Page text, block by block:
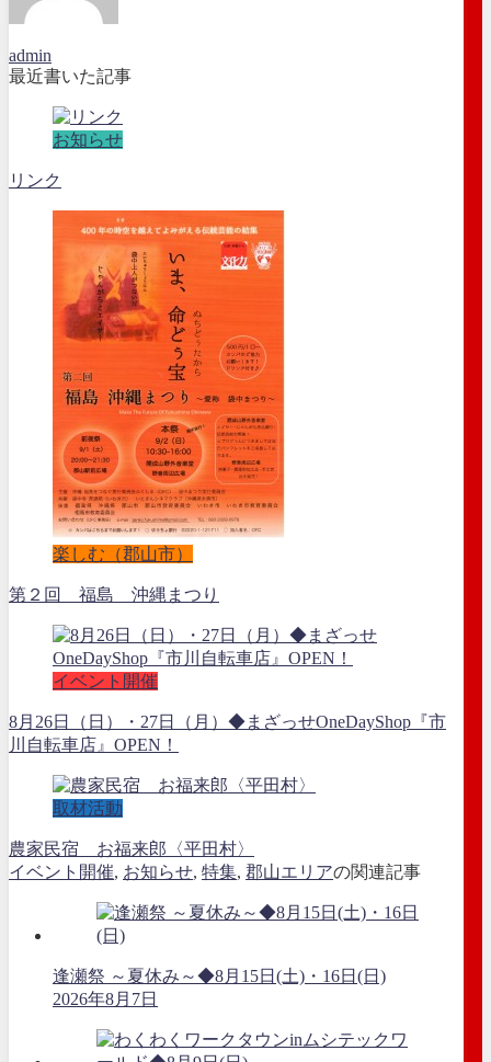
admin
最近書いた記事
お知らせ
リンク
楽しむ（郡山市）
第２回 福島 沖縄まつり
イベント開催
8月26日（日）・27日（月）◆まざっせOneDayShop『市
川自転車店』OPEN！
取材活動
農家民宿 お福来郎〈平田村〉
イベント開催, お知らせ, 特集, 郡山エリアの関連記事
逢瀬祭 ～夏休み～◆8月15日(土)・16日(日)
2026年8月7日